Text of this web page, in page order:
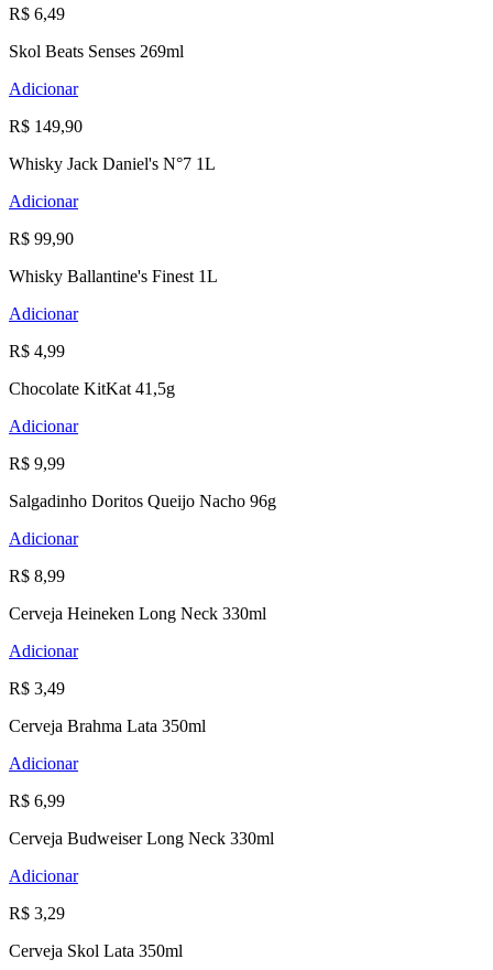
R$ 6,49
Skol Beats Senses 269ml
Adicionar
R$ 149,90
Whisky Jack Daniel's N°7 1L
Adicionar
R$ 99,90
Whisky Ballantine's Finest 1L
Adicionar
R$ 4,99
Chocolate KitKat 41,5g
Adicionar
R$ 9,99
Salgadinho Doritos Queijo Nacho 96g
Adicionar
R$ 8,99
Cerveja Heineken Long Neck 330ml
Adicionar
R$ 3,49
Cerveja Brahma Lata 350ml
Adicionar
R$ 6,99
Cerveja Budweiser Long Neck 330ml
Adicionar
R$ 3,29
Cerveja Skol Lata 350ml